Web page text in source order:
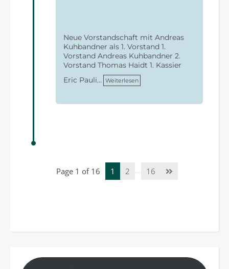
Neue Vorstandschaft mit Andreas
Kuhbandner als 1. Vorstand 1.
Vorstand Andreas Kuhbandner 2.
Vorstand Thomas Haidt 1. Kassier
Eric Pauli… Weiterlesen
Page 1 of 16 1 2 … 16